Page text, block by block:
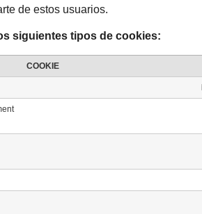
de estos usuarios.
siguientes tipos de cookies:
COOKIE